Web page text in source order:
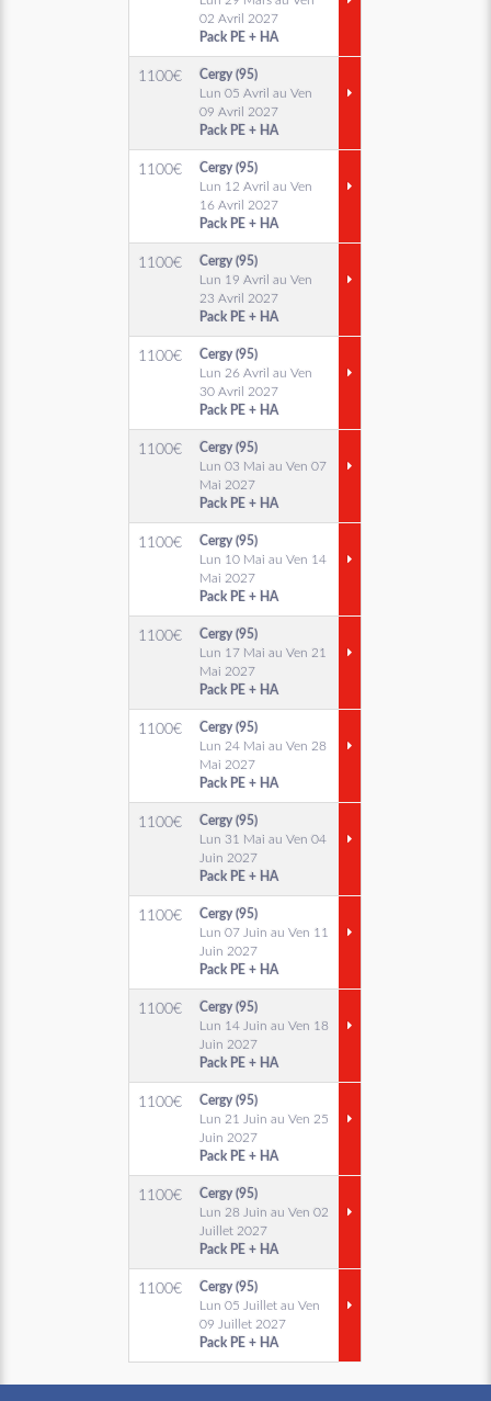
02 Avril 2027
Pack PE + HA
1100€
Cergy (95)
Lun 05 Avril au Ven
09 Avril 2027
Pack PE + HA
1100€
Cergy (95)
Lun 12 Avril au Ven
16 Avril 2027
Pack PE + HA
1100€
Cergy (95)
Lun 19 Avril au Ven
23 Avril 2027
Pack PE + HA
1100€
Cergy (95)
Lun 26 Avril au Ven
30 Avril 2027
Pack PE + HA
1100€
Cergy (95)
Lun 03 Mai au Ven 07
Mai 2027
Pack PE + HA
1100€
Cergy (95)
Lun 10 Mai au Ven 14
Mai 2027
Pack PE + HA
1100€
Cergy (95)
Lun 17 Mai au Ven 21
Mai 2027
Pack PE + HA
1100€
Cergy (95)
Lun 24 Mai au Ven 28
Mai 2027
Pack PE + HA
1100€
Cergy (95)
Lun 31 Mai au Ven 04
Juin 2027
Pack PE + HA
1100€
Cergy (95)
Lun 07 Juin au Ven 11
Juin 2027
Pack PE + HA
1100€
Cergy (95)
Lun 14 Juin au Ven 18
Juin 2027
Pack PE + HA
1100€
Cergy (95)
Lun 21 Juin au Ven 25
Juin 2027
Pack PE + HA
1100€
Cergy (95)
Lun 28 Juin au Ven 02
Juillet 2027
Pack PE + HA
1100€
Cergy (95)
Lun 05 Juillet au Ven
09 Juillet 2027
Pack PE + HA